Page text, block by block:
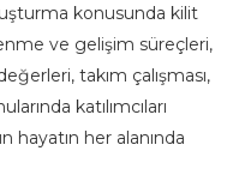
konusunda kilit
ve gelişim süreçleri,
takım çalışması,
katılımcıları
hayatın her alanında